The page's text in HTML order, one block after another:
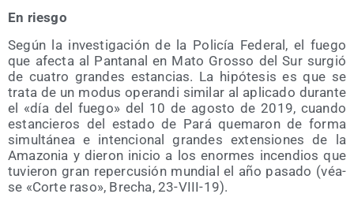
En ries­go
Según la inves­ti­ga­ción de la Poli­cía Fede­ral, el fue­go
que afec­ta al Pan­ta­nal en Mato Gros­so del Sur sur­gió
de cua­tro gran­des estan­cias. La hipó­te­sis es que se
tra­ta de un modus ope­ran­di simi­lar al apli­ca­do duran­te
el «día del fue­go» del 10 de agos­to de 2019, cuan­do
estan­cie­ros del esta­do de Pará que­ma­ron de for­ma
simul­tá­nea e inten­cio­nal gran­des exten­sio­nes de la
Ama­zo­nia y die­ron ini­cio a los enor­mes incen­dios que
tuvie­ron gran reper­cu­sión mun­dial el año pasa­do (véa­
se «Cor­te raso», Bre­cha, 23-VIII-19).